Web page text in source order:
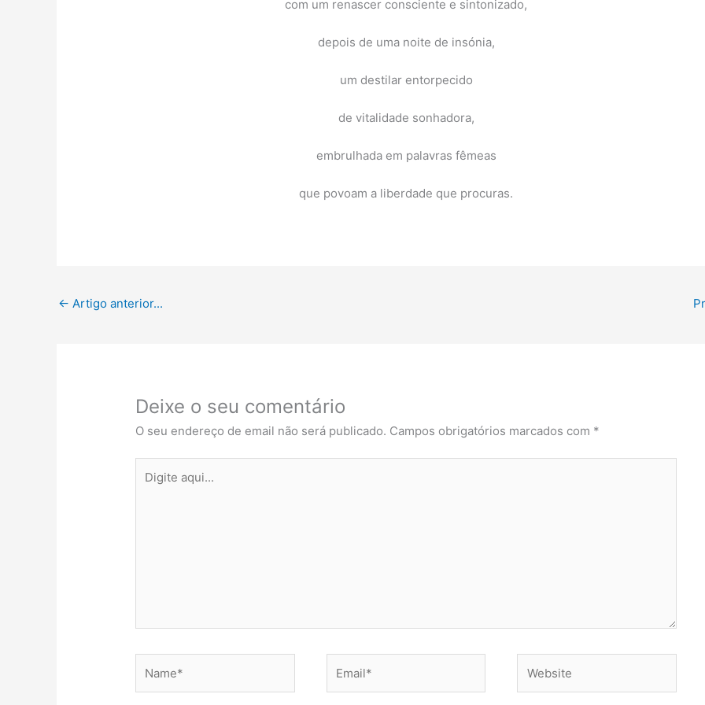
com um renascer consciente e sintonizado,
depois de uma noite de insónia,
um destilar entorpecido
de vitalidade sonhadora,
embrulhada em palavras fêmeas
que povoam a liberdade que procuras.
← Artigo anterior...
Deixe o seu comentário
O seu endereço de email não será publicado. Campos obrigatórios marcados com *
aqui...